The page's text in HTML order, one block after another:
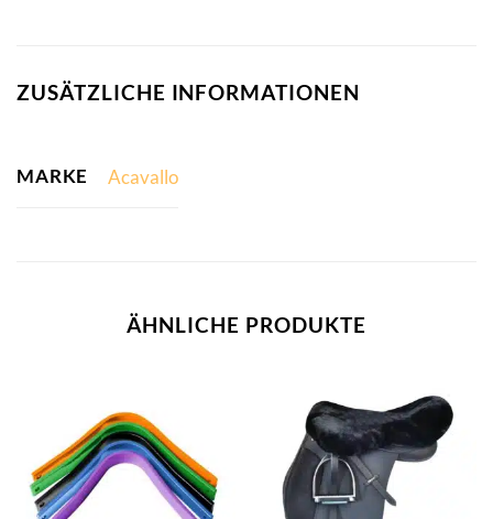
ZUSÄTZLICHE INFORMATIONEN
MARKE Acavallo
ÄHNLICHE PRODUKTE